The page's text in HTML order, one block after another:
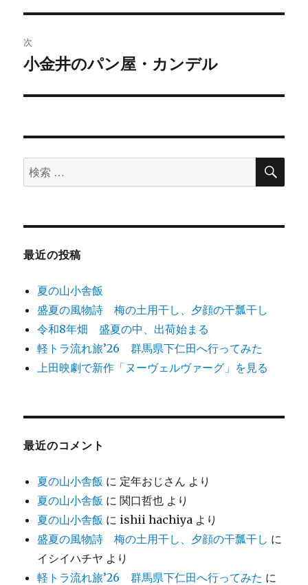
ビ
ゲ
ー
シ
ン
投
稿:
次
次
投
小金井のパン屋・カンデル
検
索
象:
検
最近の投稿
夏の山小舎飯
盛夏の風物詩 梅の土用干し、夕顔の干瓢干し
令和8年畑 盛夏の中、出荷始まる
軽トラ流れ旅’26 群馬県下仁田へ行ってみた
上田映劇で新作「ヌーヴェルヴァーグ」を見る
最近のコメント
夏の山小舎飯 に 定年おじさん より
夏の山小舎飯 に関口哲也 より
夏の山小舎飯 に ishii hachiya より
盛夏の風物詩 梅の土用干し、夕顔の干瓢干し に
イシイハチヤ より
軽トラ流れ旅’26 群馬県下仁田へ行ってみた に